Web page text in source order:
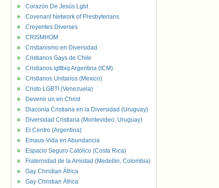
Corazón De Jesús Lgbt
Covenant Network of Presbyterians
Creyentes Diverses
CRISMHOM
Cristianismo en Diversidad
Cristianos Gays de Chile
Cristianos lgttbiq Argentina (ICM)
Cristianos Unitarios (Mexico)
Cristo LGBTI (Venezuela)
Devenir un en Christ
Diaconía Cristiana en la Diversidad (Uruguay)
Diversidad Cristiana (Montevideo, Uruguay)
El Centro (Argentina)
Emaus-Vida en Abundancia
Espacio Seguro Católico (Costa Rica)
Fraternidad de la Amistad (Medellin, Colombia)
Gay Christian África
Gay Christian África